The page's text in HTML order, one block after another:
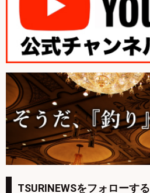
TSURINEWSをフォローする